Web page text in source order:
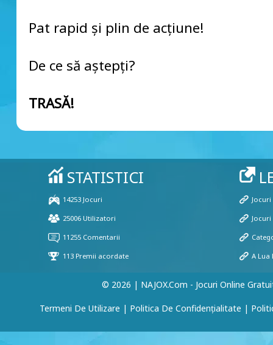
Pat rapid și plin de acțiune!
De ce să aștepți?
TRASĂ!
© 2026 | NAJOX.com - Jocuri Online
Termeni De Utilizare | Politica De Confidențialitate |